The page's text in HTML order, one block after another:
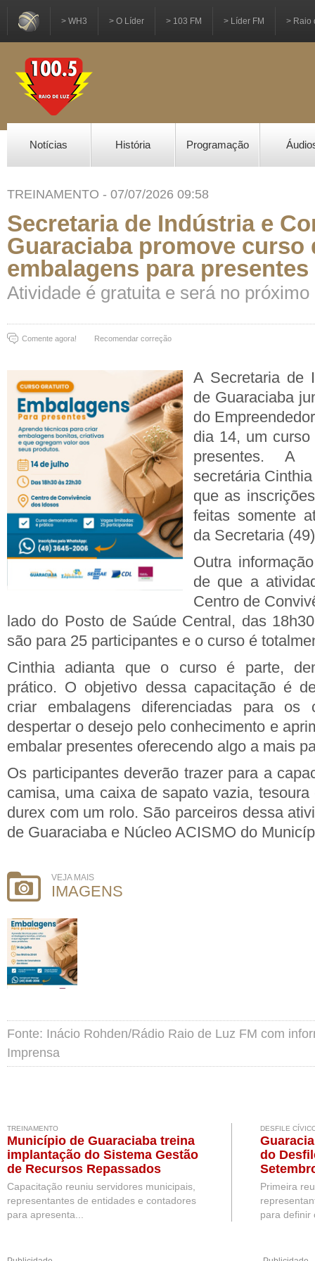
> WH3 > O Líder > 103 FM > Líder FM > Raio
Notícias História Programação
TREINAMENTO - 07/07/2026 09:58
Secretaria de Indústria e
Guaraciaba promove curso
embalagens para presentes
Atividade é gratuita e será no próximo
Comente agora! Recomendar correção
A Secretaria de
de Guaraciaba
do
dia 14, um
presentes. A
secretária
que as
feitas somente
da Secretaria
Outra
de que a
Centro de
lado do Posto de Saúde Central, das
são para 25 participantes e o curso é
Cinthia adianta que o curso é parte,
prático. O objetivo dessa capacitação é
criar embalagens diferenciadas para os
despertar o desejo pelo conhecimento e
embalar presentes oferecendo algo a mais
Os participantes deverão trazer para a
camisa, uma caixa de sapato vazia,
durex com um rolo. São parceiros dessa
de Guaraciaba e Núcleo ACISMO do
VEJA MAIS
IMAGENS
Fonte: Inácio Rohden/Rádio Raio de Luz FM com
Imprensa
TREINAMENTO
Município de Guaraciaba treina
implantação do Sistema Gestão
de Recursos Repassados
Capacitação reuniu servidores municipais,
representantes de entidades e contadores
para apresenta...
DESFILE
do
Primeira
para definir